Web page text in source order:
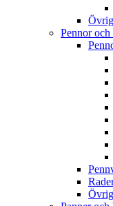
Pennor